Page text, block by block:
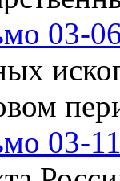
03-
03-